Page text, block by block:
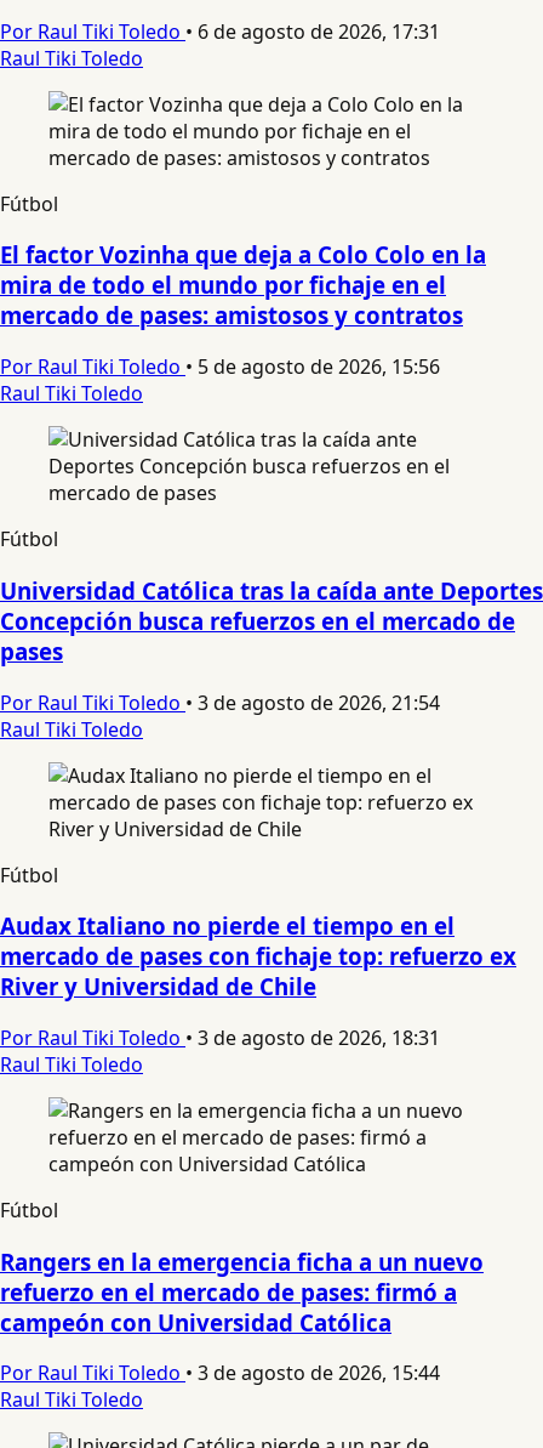
Por Raul Tiki Toledo • 6 de agosto de 2026, 17:31
Raul Tiki Toledo
Fútbol
El factor Vozinha que deja a Colo Colo en la
mira de todo el mundo por fichaje en el
mercado de pases: amistosos y contratos
Por Raul Tiki Toledo • 5 de agosto de 2026, 15:56
Raul Tiki Toledo
Fútbol
Universidad Católica tras la caída ante Deportes
Concepción busca refuerzos en el mercado de
pases
Por Raul Tiki Toledo • 3 de agosto de 2026, 21:54
Raul Tiki Toledo
Fútbol
Audax Italiano no pierde el tiempo en el
mercado de pases con fichaje top: refuerzo ex
River y Universidad de Chile
Por Raul Tiki Toledo • 3 de agosto de 2026, 18:31
Raul Tiki Toledo
Fútbol
Rangers en la emergencia ficha a un nuevo
refuerzo en el mercado de pases: firmó a
campeón con Universidad Católica
Por Raul Tiki Toledo • 3 de agosto de 2026, 15:44
Raul Tiki Toledo